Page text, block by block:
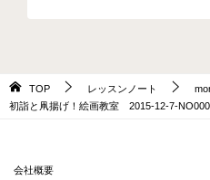
TOP レッスンノート
初詣と凧揚げ！絵画教室 2015-12-7-
会社概要